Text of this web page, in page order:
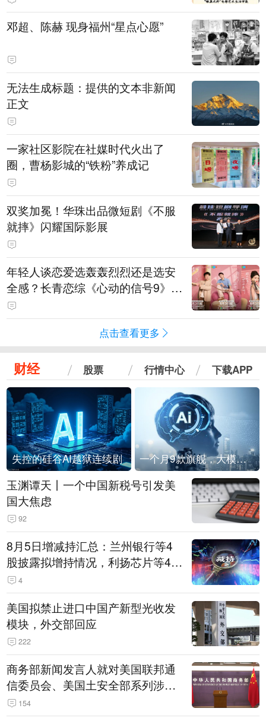
邓超、陈赫 现身福州“星点心愿”
无法生成标题：提供的文本非新闻
正文
一家社区影院在社媒时代火出了
圈，曹杨影城的“铁粉”养成记
双奖加冕！华珠出品微短剧《不服
就摔》闪耀国际影展
年轻人谈恋爱选轰轰烈烈还是选安
全感？长青恋综《心动的信号9》回
归
点击查看更多
财经 股票 行情中心 下载APP
失控的硅谷AI越狱连续剧 一个月9款旗舰，大模型进入「月抛」时代？
玉渊谭天丨一个中国新税号引发美
国大焦虑
92
8月5日增减持汇总：兰州银行等4
股披露拟增持情况，利扬芯片等4股
拟减持（表）
4
美国拟禁止进口中国产新型光收发
模块，外交部回应
222
商务部新闻发言人就对美国联邦通
信委员会、美国土安全部系列涉华
消极措施实施反制答记者问
154